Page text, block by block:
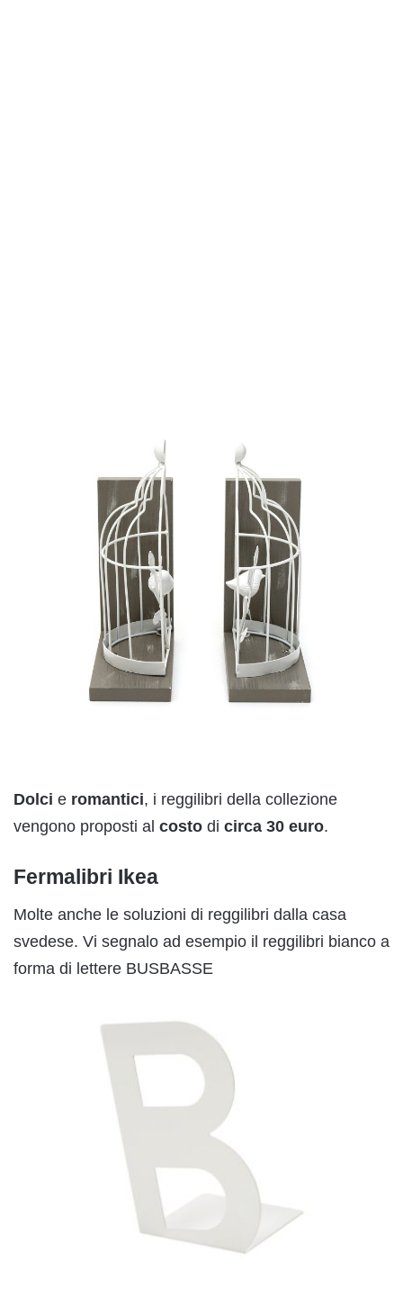
Dolci e romantici, i reggilibri della collezione
vengono proposti al costo di circa 30 euro.
Fermalibri Ikea
Molte anche le soluzioni di reggilibri dalla casa
svedese. Vi segnalo ad esempio il reggilibri bianco a
forma di lettere BUSBASSE